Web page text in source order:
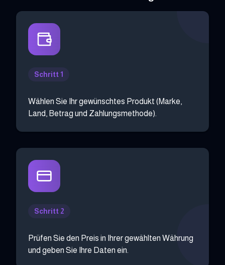
Schritt 1
Wählen Sie Ihr gewünschtes Produkt (Marke,
Land, Betrag und Zahlungsmethode).
Schritt 2
Prüfen Sie den Preis in Ihrer gewählten Währung
und geben Sie Ihre Daten ein.